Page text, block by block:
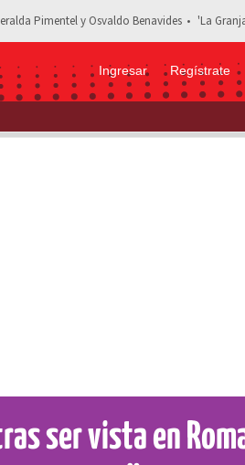
Pimentel y Osvaldo Benavides 'La
Ingresar Regístrate
defiende tras ser vista en Roma con
ser vista en